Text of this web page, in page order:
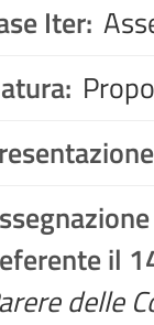
Iter:
il
delle